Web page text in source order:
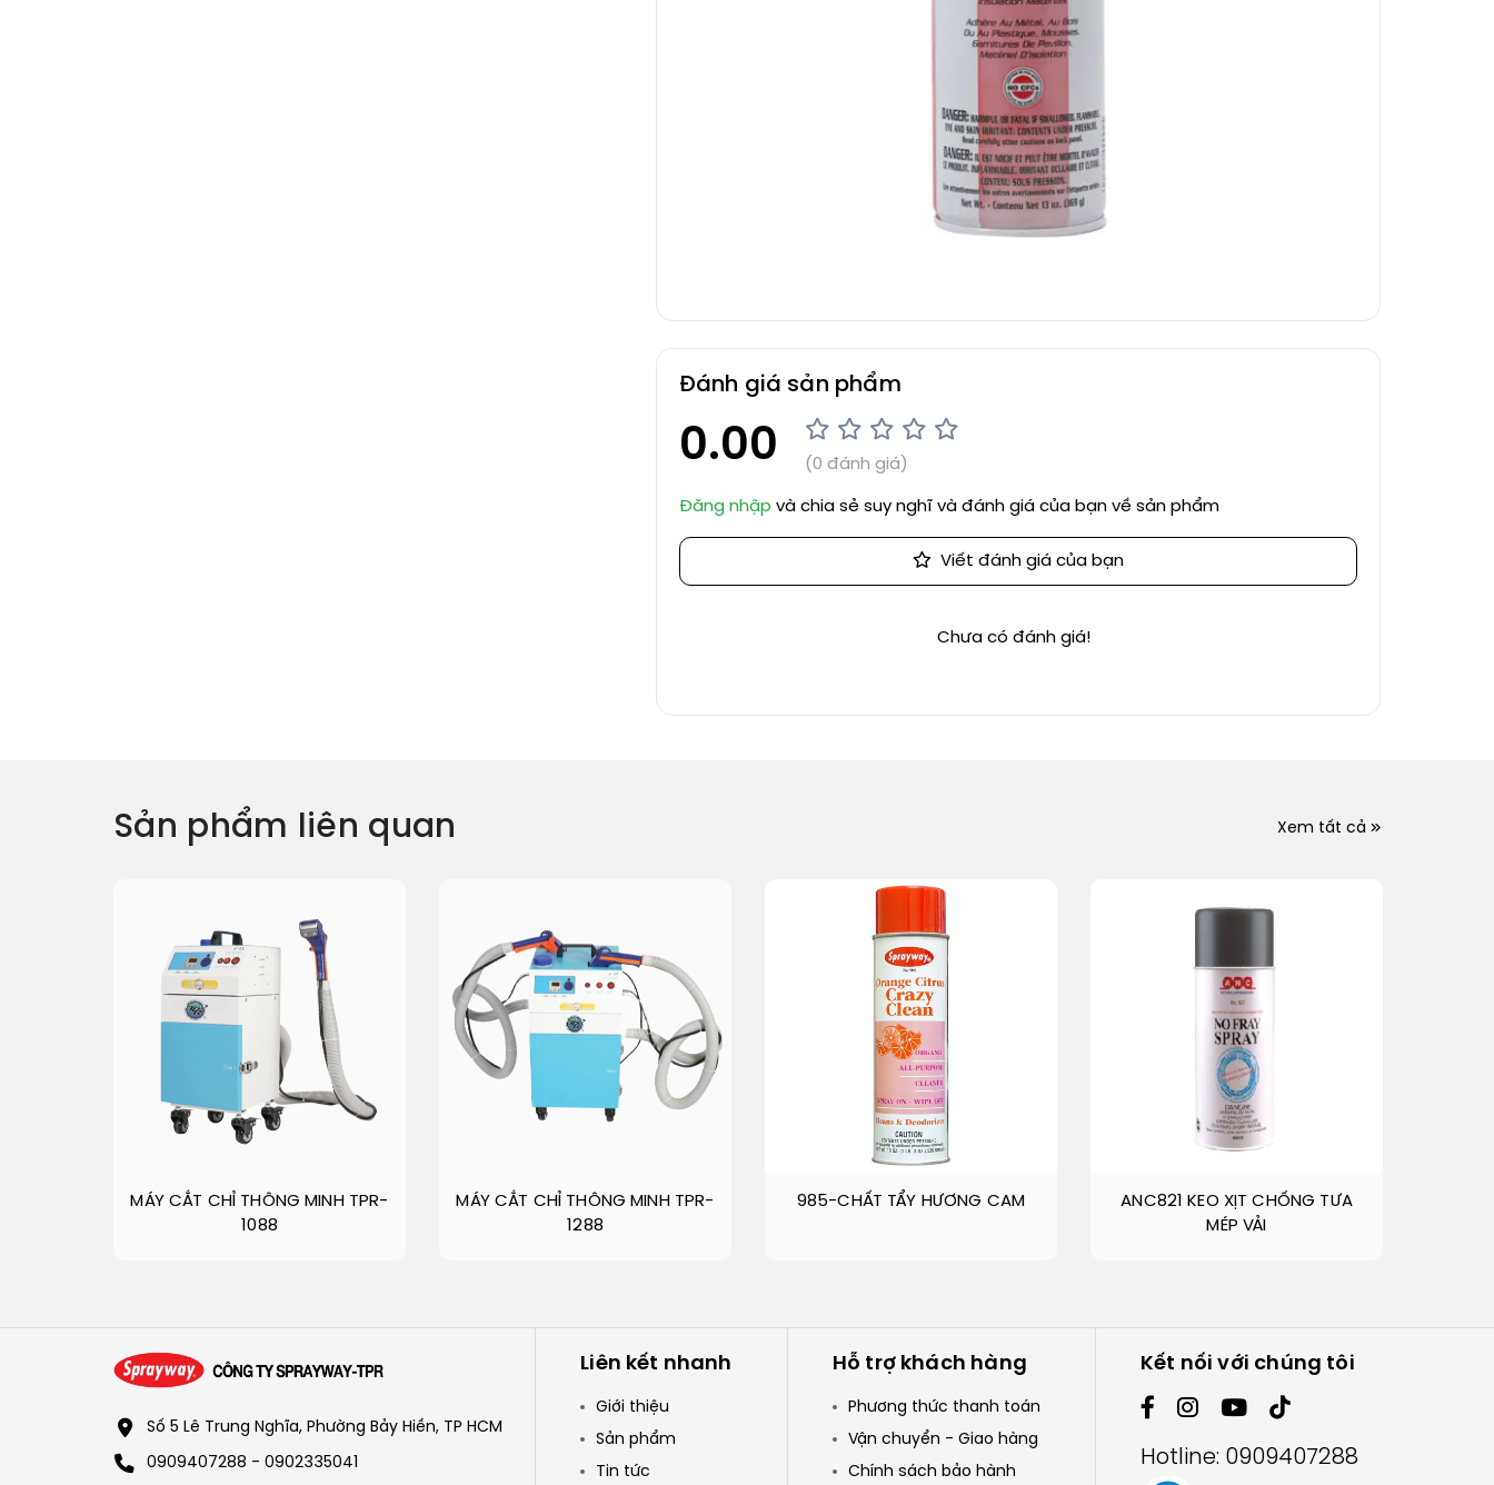
Đánh giá sản phẩm
0.00 (0 đánh giá)
Đăng nhập và chia sẻ suy nghĩ và đánh giá của bạn về sản phẩm
Viết đánh giá của bạn
Chưa có đánh giá!
Sản phẩm liên quan
MÁY CẮT CHỈ THÔNG MINH TPR-
1088
MÁY CẮT CHỈ THÔNG MINH TPR-
1288
985-CHẤT TẨY HƯƠNG CAM
ANC821 KEO XỊT CHỐNG TƯA
MÉP VẢI
Xem tất cả
Số 5 Lê Trung Nghĩa, Phường Bảy Hiền, TP HCM
0909407288 - 0902335041
Liên kết nhanh
Giới thiệu
Sản phẩm
Tin tức
Hỗ trợ khách hàng
Phương thức thanh toán
Vận chuyển - Giao hàng
Chính sách bảo hành
Kết nối với chúng tôi
Hotline: 0909407288